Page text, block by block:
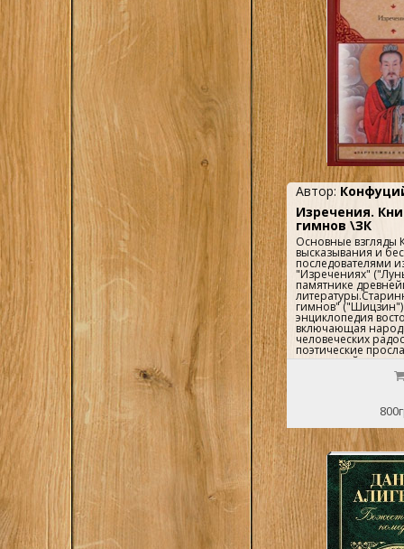
Автор:
Изречения.
гимнов \ЗК
Основные взгляды
высказывания и
последователями
"Изречениях"
памятнике
гимнов"
энциклопедия
включающая
человеческих
поэтические
правителей и
культовые гимны,